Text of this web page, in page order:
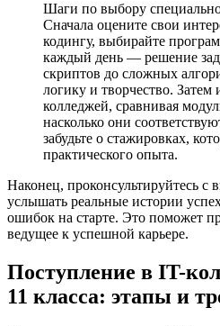
Шаги по выбору
Сначала оцените свои
кодингу, выбирайте
каждый день — решение
скриптов до сложных
логику и творчество.
колледжей, сравнивая
насколько они
забудьте о стажировках,
практического опыта.
Наконец, проконсультируйтесь
услышать реальные истории
ошибок на старте. Это поможет
ведущее к успешной карьере.
Поступление в IT-
11 класса: этапы и